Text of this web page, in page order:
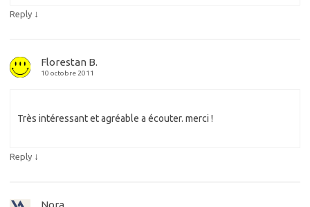
Reply ↓
Florestan B.
10 octobre 2011
Très intéressant et agréable a écouter. merci !
Reply ↓
Nora